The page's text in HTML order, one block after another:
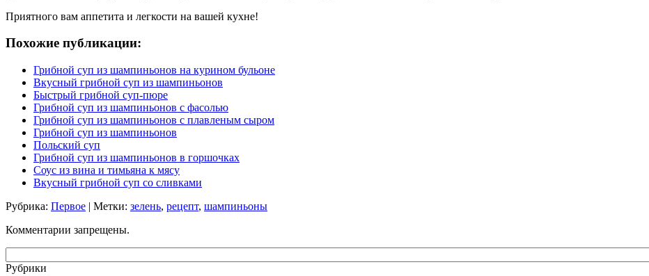
Приятного вам аппетита и легкости на вашей кухне!
Похожие публикации:
Грибной суп из шампиньонов на курином бульоне
Вкусный грибной суп из шампиньонов
Быстрый грибной суп-пюре
Грибной суп из шампиньонов с фасолью
Грибной суп из шампиньонов с плавленым сыром
Грибной суп из шампиньонов
Польский суп
Грибной суп из шампиньонов в горшочках
Соус из вина и тимьяна к мясу
Вкусный грибной суп со сливками
Рубрика: Первое | Метки: зелень, рецепт, шампиньоны
Комментарии запрещены.
Рубрики